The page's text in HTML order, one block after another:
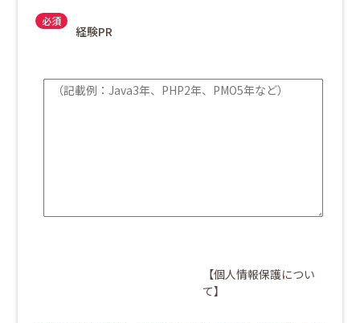
経験PR
【個人情報保護につい
て】